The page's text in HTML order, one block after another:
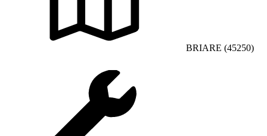
BRIARE (45250)